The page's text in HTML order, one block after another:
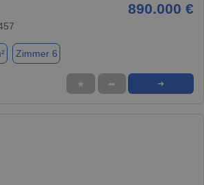
890.000 €
Zimmer 6
★ ➦ ➜